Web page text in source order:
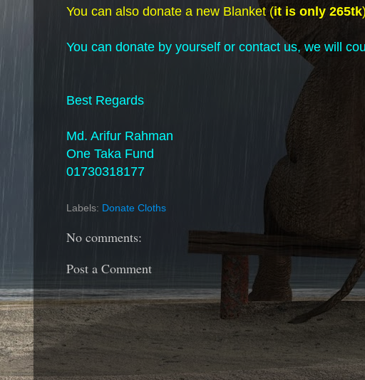
You can also donate a new Blanket (it is only 265tk)
You can donate by yourself or contact us, we will
Best Regards
Md. Arifur Rahman
One Taka Fund
01730318177
Labels: Donate Cloths
No comments:
Post a Comment